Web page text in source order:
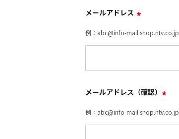
メールアドレス *
例：abc@info-mail.shop.ntv.co.jp
メールアドレス（確認） *
例：abc@info-mail.shop.ntv.co.jp